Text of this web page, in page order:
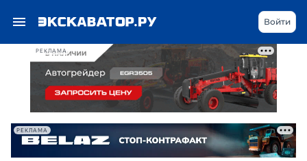
РЕКЛАМА
Войти
РЕКЛАМА